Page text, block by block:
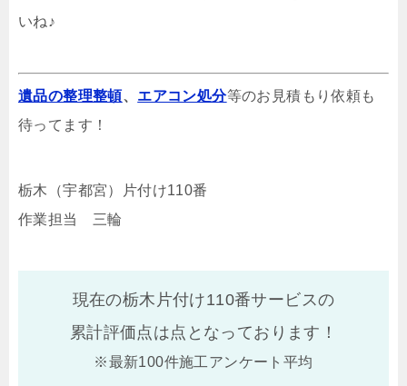
いね♪
遺品の整理整頓、 エアコン処分等のお見積もり依頼も
待ってます！
栃木（宇都宮）片付け110番
作業担当 三輪
現在の栃木片付け110番サービスの
累計評価点は点となっております！
※最新100件施工アンケート平均